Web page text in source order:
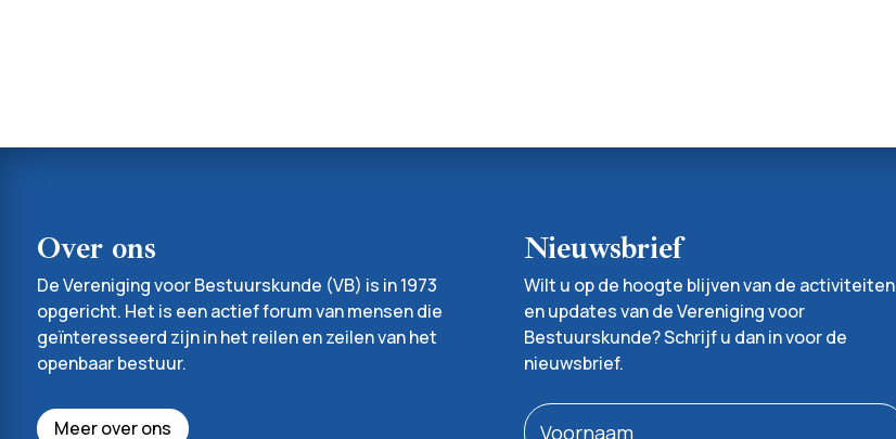
Over ons
De Vereniging voor Bestuurskunde (VB) is in 1973
opgericht. Het is een actief forum van mensen die
geïnteresseerd zijn in het reilen en zeilen van het
openbaar bestuur.
Meer over ons
Nieuwsbrief
Wilt u op de hoogte blijven van de activiteiten
en updates van de Vereniging voor
Bestuurskunde? Schrijf u dan in voor de
nieuwsbrief.